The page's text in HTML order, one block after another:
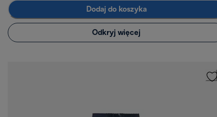
Dodaj do koszyka
Odkryj więcej